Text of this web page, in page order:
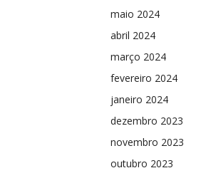
maio 2024
abril 2024
março 2024
fevereiro 2024
janeiro 2024
dezembro 2023
novembro 2023
outubro 2023